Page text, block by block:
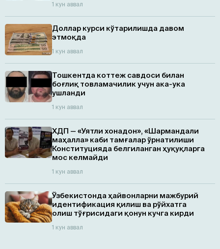
1 кун аввал
Доллар курси кўтарилишда давом
этмоқда
1 кун аввал
Тошкентда коттеж савдоси билан
боғлиқ товламачилик учун ака-ука
ушланди
1 кун аввал
ХДП — «Уятли хонадон», «Шармандали
маҳалла» каби тамғалар ўрнатилиши
Конституцияда белгиланган ҳуқуқларга
мос келмайди
1 кун аввал
Ўзбекистонда ҳайвонларни мажбурий
идентификация қилиш ва рўйхатга
олиш тўғрисидаги қонун кучга кирди
1 кун аввал